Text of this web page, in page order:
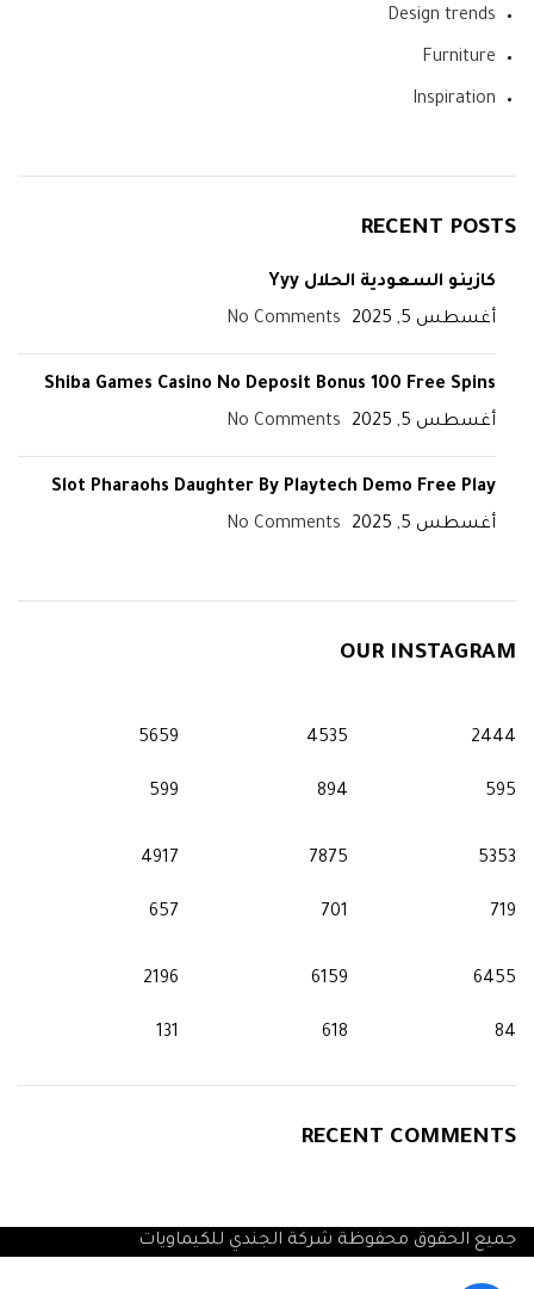
Design trends
Furniture
Inspiration
RECENT POSTS
كازينو السعودية الحلال Yyy
أغسطس 5, 2025
No Comments
Shiba Games Casino No Deposit Bonus 100 Free Spins
أغسطس 5, 2025
No Comments
Slot Pharaohs Daughter By Playtech Demo Free Play
أغسطس 5, 2025
No Comments
OUR INSTAGRAM
2444
595
4535
894
5659
599
5353
719
7875
701
4917
657
6455
84
6159
618
2196
131
RECENT COMMENTS
جميع الحقوق محفوظة شركة الجندي للكيماويات